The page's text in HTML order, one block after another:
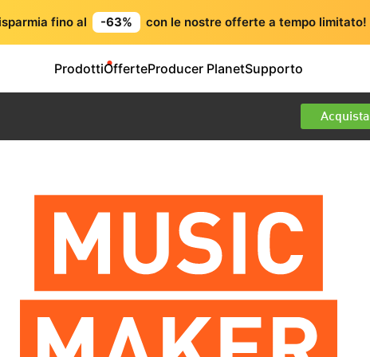
fino al -63% con le nostre offerte a tempo limitato!
ProdottiOfferteProducer PlanetSupporto
Acquista